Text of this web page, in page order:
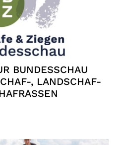
BUNDESSCHAU
, LANDSCHAF-